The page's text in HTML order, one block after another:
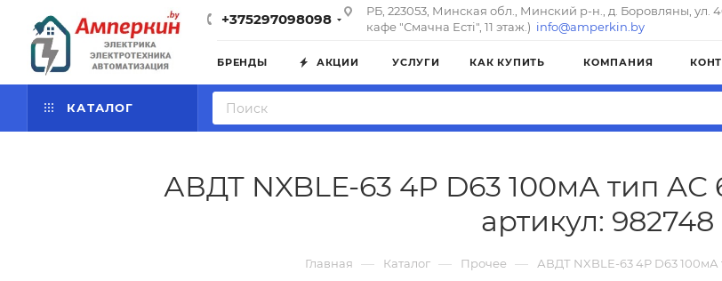
+375297098098
РБ, 223053, Минская обл., Минский р-н., д. Боровляны, ул.
кафе "Смачна Естi", 11 этаж.) info@amperkin.by
БРЕНДЫ АКЦИИ УСЛУГИ КАК КУПИТЬ КОМПАНИЯ
КАТАЛОГ
АВДТ NXBLE-63 4P D63 100мА тип AС
артикул: 982748
Главная — Каталог — Прочее — АВДТ NXBLE-63 4P D63 100мА